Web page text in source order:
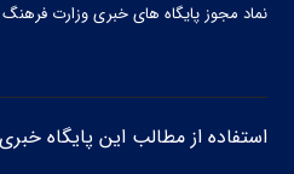
نماد مجوز پایگاه های خبری وزارت
استفاده از مطالب این پایگاه